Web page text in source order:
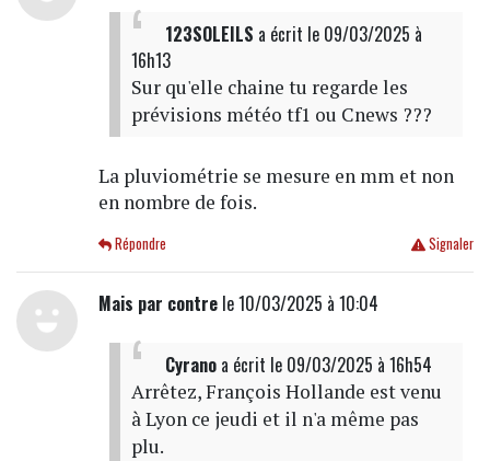
123SOLEILS a écrit le 09/03/2025 à
16h13
Sur qu'elle chaine tu regarde les
prévisions météo tf1 ou Cnews ???
La pluviométrie se mesure en mm et non
en nombre de fois.
Signaler
Répondre
Mais par contrele 10/03/2025 à 10:04
Cyranoa écrit le 09/03/2025 à 16h54
Arrêtez, François Hollande est venu
à Lyon ce jeudi et il n'a même pas
plu.